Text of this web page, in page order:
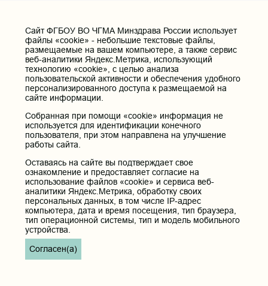
Контактные данные и телефоны
Федеральное государственное бюджетное образовательное
учреждение высшего образования «Читинская
государственная медицинская академия» Министерства
здравоохранения Российской Федерации
Юридический и фактический адрес:
Горького, д. 39 «а».
Телефон приёмной ректора:
8 (3022) 35-43-24
Электронная почта:
pochta@chitgma.ru
Официальная группа «ВКонтакте»:
https://vk.com/news_chgma
Официальный канал «Телеграмм»:
https://t.me/chgma75
Официальный канал «МАХ»:
https://max.ru/id7536010483_gos
Cайт ФГБОУ ВО ЧГМА Минздрава России использует
файлы «cookie» - небольшие текстовые файлы,
размещаемые на вашем компьютере, а также сервис
веб-аналитики Яндекс.Метрика, использующий
технологию «cookie», с целью анализа
пользовательской активности и обеспечения удобного
персонализированного доступа к размещаемой на
сайте информации.
Собранная при помощи «cookie» информация не
используется для идентификации конечного
пользователя, при этом направлена на улучшение
работы сайта.
Оставаясь на сайте вы подтверждает свое
ознакомление и предоставляет согласие на
использование файлов «cookie» и сервиса веб-
аналитики Яндекс.Метрика, обработку своих
персональных данных, в том числе IP-адрес
компьютера, дата и время посещения, тип браузера,
тип операционной системы, тип и модель мобильного
устройства.
Согласен(а)